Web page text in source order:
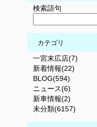
検索語句
カテゴリ
一宮末広店(7)
新着情報(22)
BLOG(594)
ニュース(6)
新車情報(2)
未分類(6157)